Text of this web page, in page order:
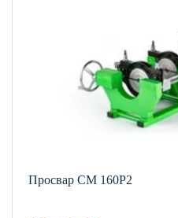
Просвар СМ 160Р2